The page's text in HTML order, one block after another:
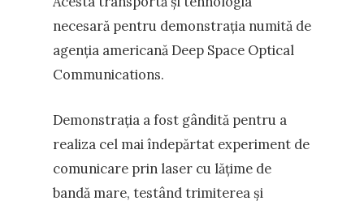
necesară pentru demonstrația numită de
agenția americană Deep Space Optical
Communications.
Demonstrația a fost gândită pentru a
realiza cel mai îndepărtat experiment de
comunicare prin laser cu lățime de
bandă mare, testând trimiterea și